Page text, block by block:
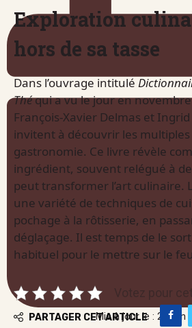
Mis à jour le : 20 juin
Exploration
hors de sa tasse
Dans l’ouvrage intitulé
Théqui a vu le jour en
François-Xavier Delmas et
invitent à découvrir les
gastronomie. Ce livre révèle
ingrédient, souvent relégué à
peut transformer l’art culinaire.
une variété de techniques de
pochage à la rôtisserie, en
déglaçage. Il est temps de le
habituel pour le mettre sur le
Votez pour
PARTAGER CET ARTICLE